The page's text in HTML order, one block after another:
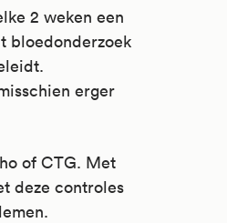
2 weken een
bloedonderzoek
erger
of CTG. Met
deze controles